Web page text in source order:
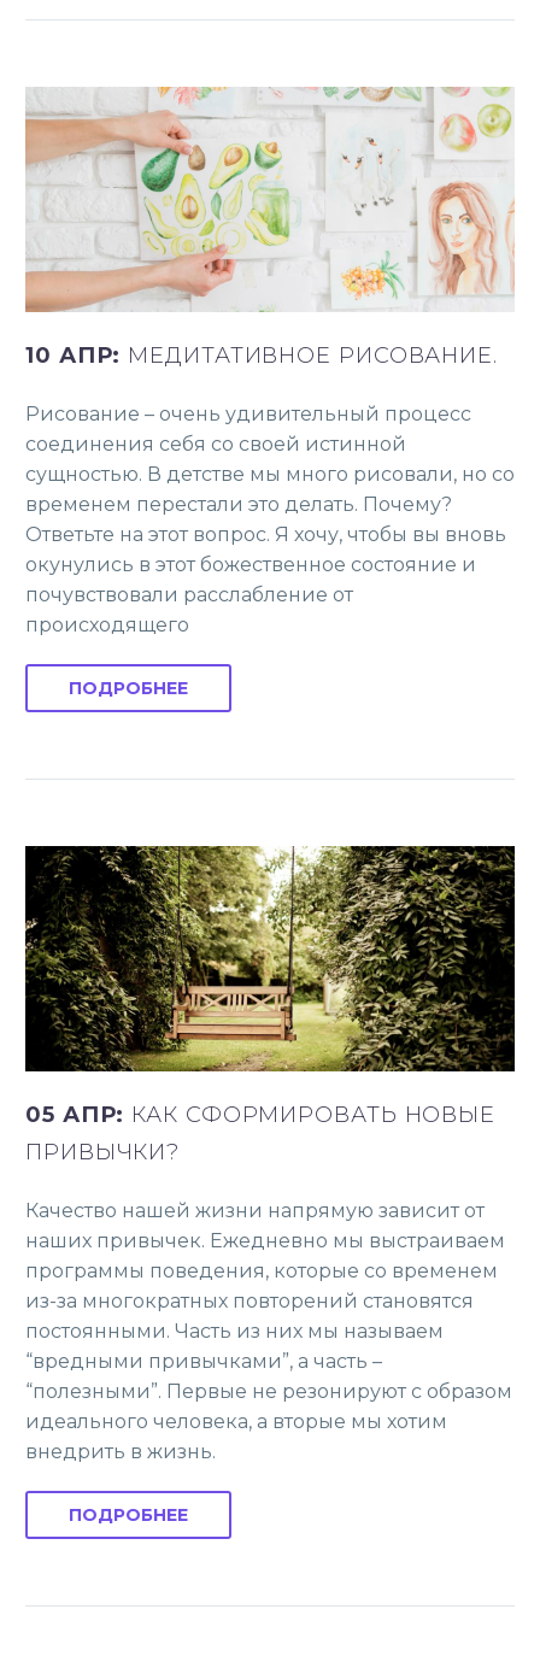
10 АПР: МЕДИТАТИВНОЕ РИСОВАНИЕ.
Рисование – очень удивительный процесс
соединения себя со своей истинной
сущностью. В детстве мы много рисовали, но со
временем перестали это делать. Почему?
Ответьте на этот вопрос. Я хочу, чтобы вы вновь
окунулись в этот божественное состояние и
почувствовали расслабление от
происходящего
ПОДРОБНЕЕ
05 АПР: КАК СФОРМИРОВАТЬ НОВЫЕ
ПРИВЫЧКИ?
Качество нашей жизни напрямую зависит от
наших привычек. Ежедневно мы выстраиваем
программы поведения, которые со временем
из-за многократных повторений становятся
постоянными. Часть из них мы называем
“вредными привычками”, а часть –
“полезными”. Первые не резонируют с образом
идеального человека, а вторые мы хотим
внедрить в жизнь.
ПОДРОБНЕЕ